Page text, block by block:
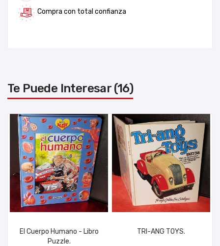
Compra con total confianza
Te Puede Interesar (16)
El Cuerpo Humano - Libro
Puzzle.
TRI-ANG TOYS.